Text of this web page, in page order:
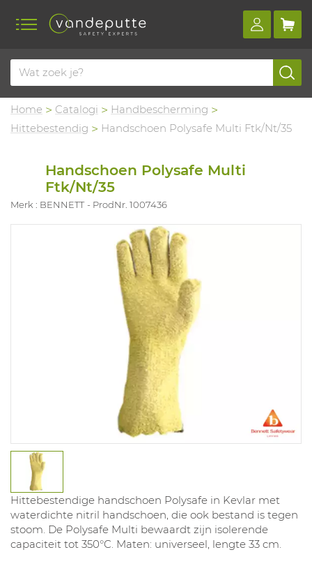
Home Catalogi
Handbescherming
Hittebestendig
Handschoen Polysafe Multi Ftk/Nt/35
Handschoen Polysafe Multi
Ftk/Nt/35
Merk : BENNETT ProdNr. 1007436
Hittebestendige handschoen Polysafe in Kevlar met
waterdichte nitril handschoen, die ook bestand is tegen
stoom. De Polysafe Multi bewaardt zijn isolerende
capaciteit tot 350°C. Maten: universeel, lengte 33 cm.